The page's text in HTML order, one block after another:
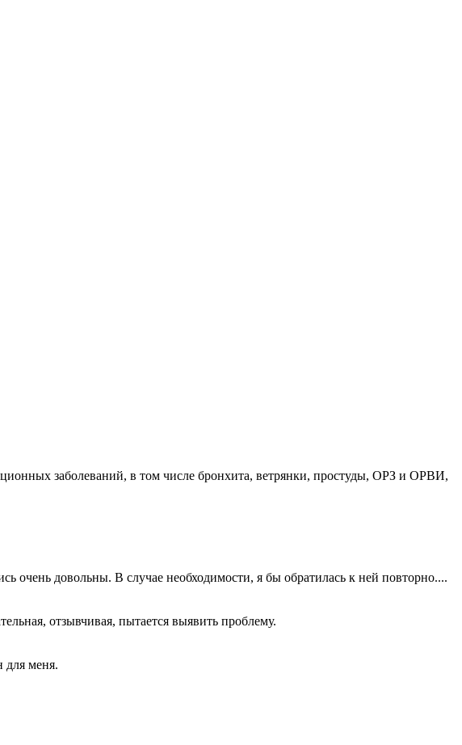
заболеваний, в том числе бронхита, ветрянки, простуды, ОРЗ и ОРВИ,
очень довольны. В случае необходимости, я бы обратилась к ней повторно....
отзывчивая, пытается выявить проблему.
для меня.